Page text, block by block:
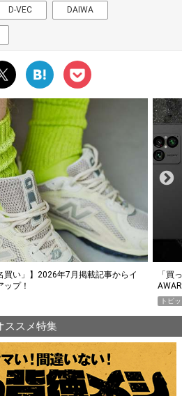
D-VEC DAIWA
マホ5選【GoodsPress 2026上半期
薄着
PR
ススメ特集